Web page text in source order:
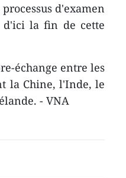
d'examen
d'ici la fin de cette
échange entre les
la Chine, l'Inde, le
- VNA